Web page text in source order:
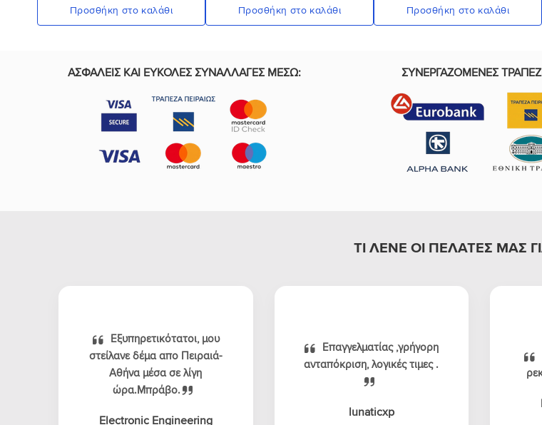
Προσθήκη στο καλάθι Προσθήκη στο καλάθι Προσθήκη στο καλάθι
ΑΣΦΑΛΕΙΣ ΚΑΙ ΕΥΚΟΛΕΣ ΣΥΝΑΛΛΑΓΕΣ ΜΕΣΩ: ΣΥΝΕΡΓΑΖΟΜΕΝΕΣ
ΤΙ ΛΕΝΕ ΟΙ ΠΕΛΑΤΕΣ ΜΑΣ
Εξυπηρετικότατοι, μου
στείλανε δέμα απο Πειραιά-
Αθήνα μέσα σε λίγη
ώρα.Μπράβο.
Electronic Engineering
Επαγγελματίας ,γρήγορη
ανταπόκριση, λογικές τιμες .
lunaticxp